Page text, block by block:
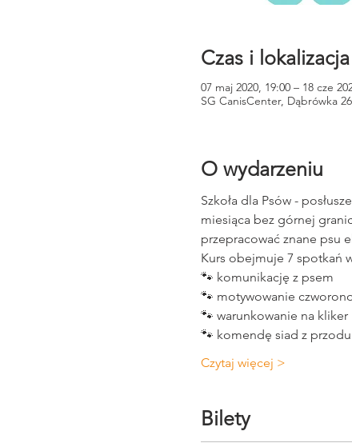
Czas i lokalizacja
07 maj 2020, 19:00 – 18 cze
SG CanisCenter, Dąbrówka
O wydarzeniu
Szkoła dla Psów -
miesiąca bez górnej
przepracować znane psu
Kurs obejmuje 7 spotkań
🐾 komunikację z psem
🐾 motywowanie
🐾 warunkowanie na kliker
🐾 komendę siad z
Czytaj więcej >
Bilety